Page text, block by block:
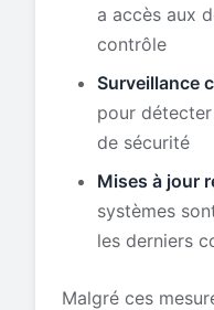
a accès aux
contrôle
Surveillance
pour
de sécurité
Mises à jour
systèmes
les derniers
Malgré ces